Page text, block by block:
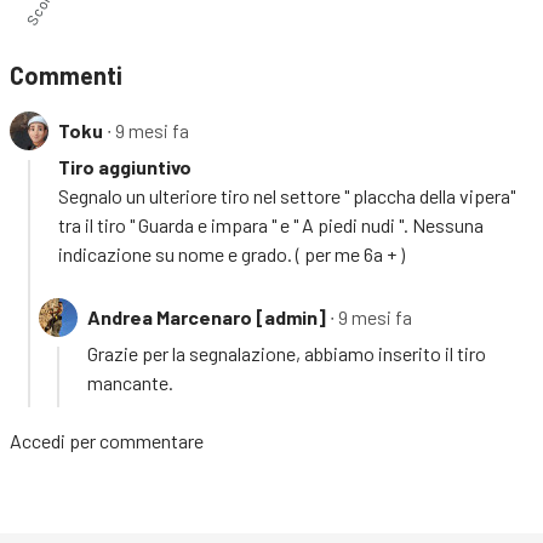
Commenti
Toku ∙ 9 mesi fa
Tiro aggiuntivo
Segnalo un ulteriore tiro nel settore " placcha della vipera"
tra il tiro " Guarda e impara " e " A piedi nudi ". Nessuna
indicazione su nome e grado. ( per me 6a + )
Andrea Marcenaro [admin] ∙ 9 mesi fa
Grazie per la segnalazione, abbiamo inserito il tiro
mancante.
Accedi per commentare